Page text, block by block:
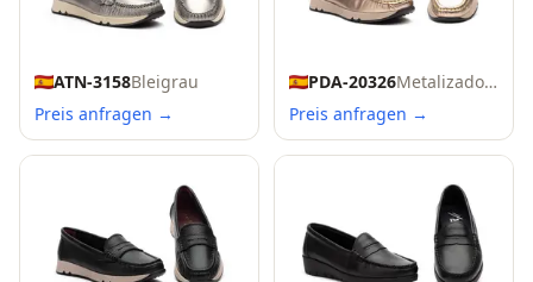
ATN-3158Bleigrau
Preis anfragen →
PDA-20326
Metalizado Titan
Preis anfragen →